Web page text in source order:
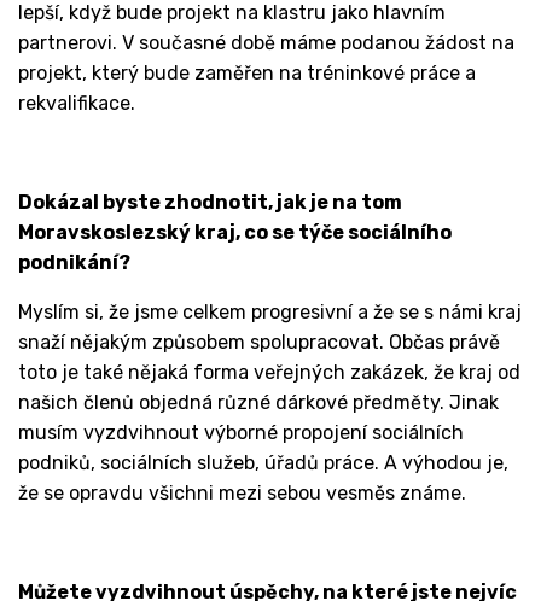
lepší, když bude projekt na klastru jako hlavním
partnerovi. V současné době máme podanou žádost na
projekt, který bude zaměřen na tréninkové práce a
rekvalifikace.
Dokázal byste zhodnotit, jak je na tom
Moravskoslezský kraj, co se týče sociálního
podnikání?
Myslím si, že jsme celkem progresivní a že se s námi kraj
snaží nějakým způsobem spolupracovat. Občas právě
toto je také nějaká forma veřejných zakázek, že kraj od
našich členů objedná různé dárkové předměty. Jinak
musím vyzdvihnout výborné propojení sociálních
podniků, sociálních služeb, úřadů práce. A výhodou je,
že se opravdu všichni mezi sebou vesměs známe.
Můžete vyzdvihnout úspěchy, na které jste nejvíc